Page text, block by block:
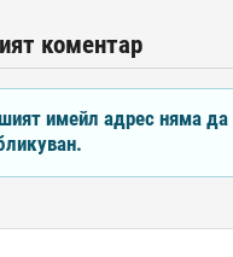
коментар
имейл адрес няма